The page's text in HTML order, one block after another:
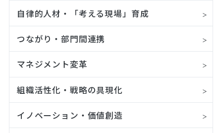
自律的人材・「考える現場」育成
つながり・部門間連携
マネジメント変革
組織活性化・戦略の具現化
イノベーション・価値創造